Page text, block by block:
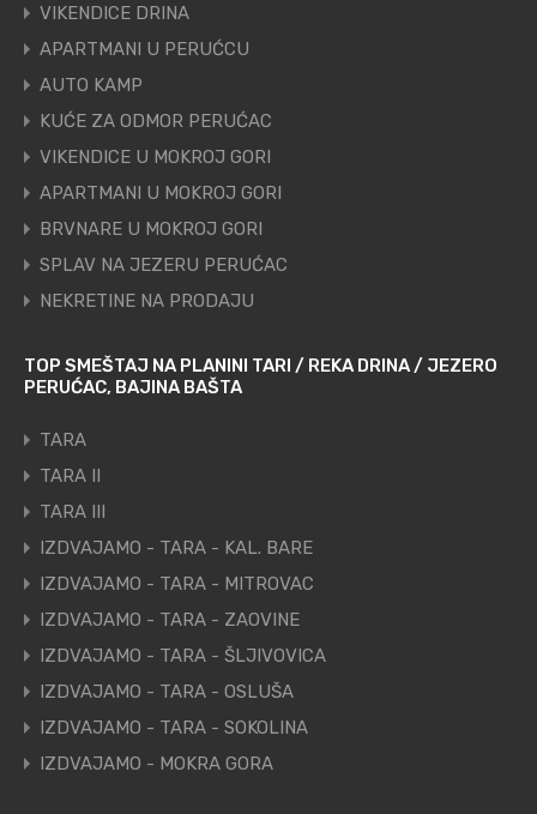
VIKENDICE DRINA
APARTMANI U PERUĆCU
AUTO KAMP
KUĆE ZA ODMOR PERUĆAC
VIKENDICE U MOKROJ GORI
APARTMANI U MOKROJ GORI
BRVNARE U MOKROJ GORI
SPLAV NA JEZERU PERUĆAC
NEKRETINE NA PRODAJU
TOP SMEŠTAJ NA PLANINI TARI / REKA DRINA / JEZERO
PERUĆAC, BAJINA BAŠTA
TARA
TARA II
TARA III
IZDVAJAMO - TARA - KAL. BARE
IZDVAJAMO - TARA - MITROVAC
IZDVAJAMO - TARA - ZAOVINE
IZDVAJAMO - TARA - ŠLJIVOVICA
IZDVAJAMO - TARA - OSLUŠA
IZDVAJAMO - TARA - SOKOLINA
IZDVAJAMO - MOKRA GORA